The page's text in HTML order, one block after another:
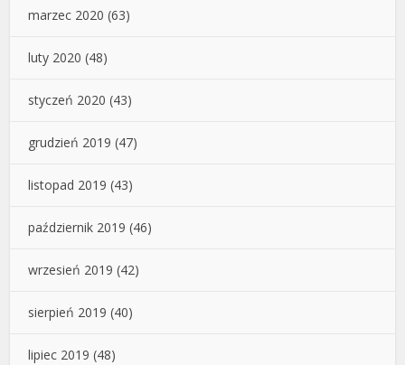
marzec 2020 (63)
luty 2020 (48)
styczeń 2020 (43)
grudzień 2019 (47)
listopad 2019 (43)
październik 2019 (46)
wrzesień 2019 (42)
sierpień 2019 (40)
lipiec 2019 (48)